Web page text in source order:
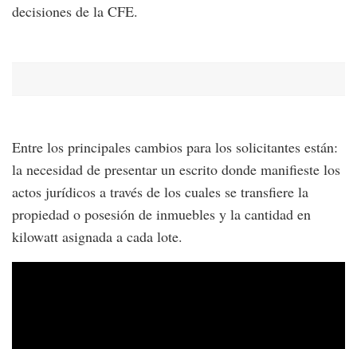
decisiones de la CFE.
Entre los principales cambios para los solicitantes están:
la necesidad de presentar un escrito donde manifieste los
actos jurídicos a través de los cuales se transfiere la
propiedad o posesión de inmuebles y la cantidad en
kilowatt asignada a cada lote.